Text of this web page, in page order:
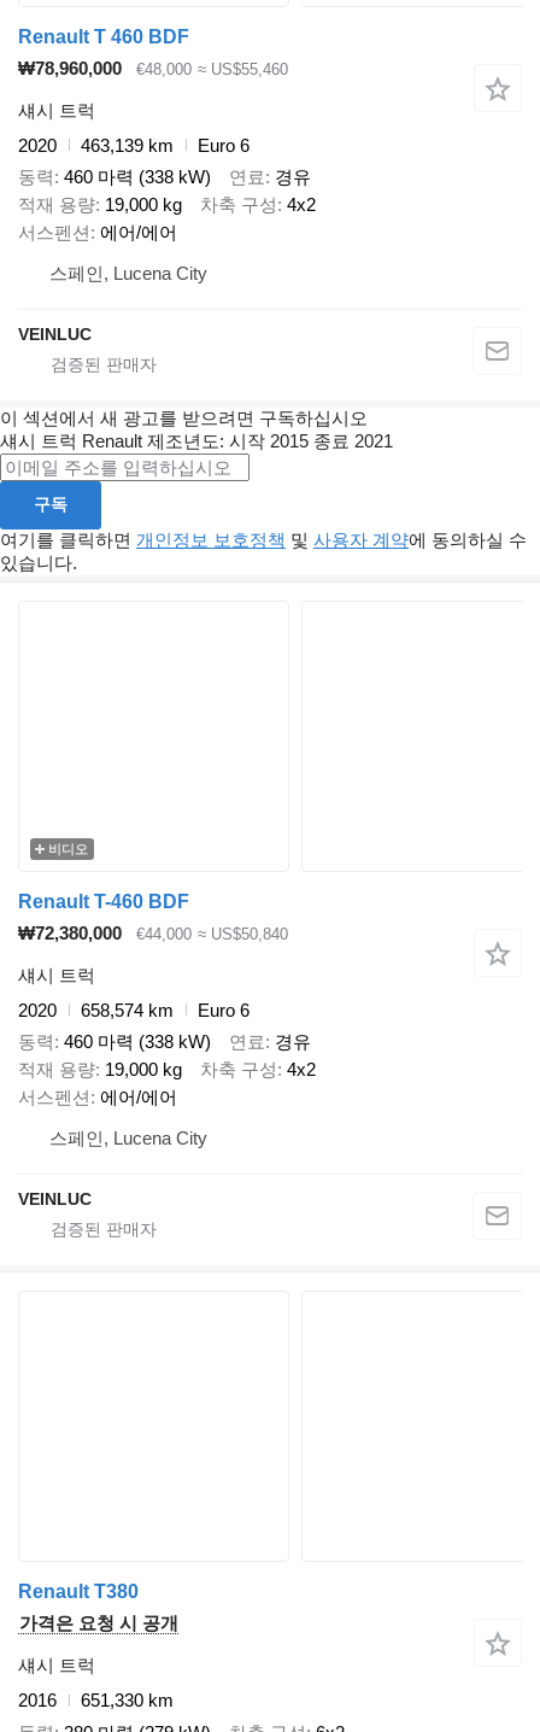
Renault T 460 BDF
₩78,960,000
€48,000 ≈ US$55,460
섀시 트럭
2020
463,139 km
Euro 6
동력 460 마력 (338 kW) 연료
경유
적재 용량 19,000 kg 차축 구성 4x2
서스펜션 에어/에어
스페인, Lucena City
VEINLUC
이 섹션에서 새 광고를 받으려면 구독하십시오
섀시 트럭 Renault 제조년도: 시작 2015 종료 2021
구독
여기를 클릭하면 개인정보 보호정책 및 사용자 계약에 동의하실 수
있습니다.
비디오
Renault T-460 BDF
₩72,380,000
€44,000 ≈ US$50,840
섀시 트럭
2020
658,574 km
Euro 6
동력 460 마력 (338 kW) 연료
경유
적재 용량 19,000 kg 차축 구성 4x2
서스펜션 에어/에어
스페인, Lucena City
VEINLUC
Renault T380
가격은 요청 시 공개
섀시 트럭
2016
651,330 km